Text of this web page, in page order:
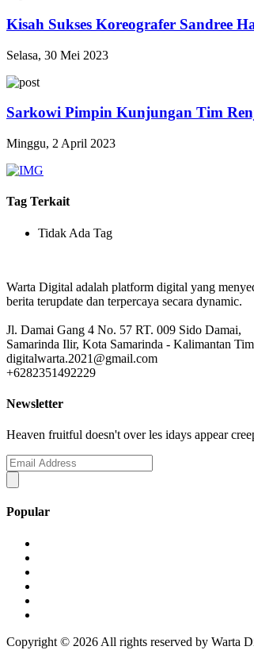
Kisah Sukses Koreografer Sandree
Selasa, 30 Mei 2023
Sarkowi Pimpin Kunjungan Tim
Minggu, 2 April 2023
Tag Terkait
Tidak Ada Tag
Warta Digital adalah platform digital yang
berita terupdate dan terpercaya secara dynamic.
Jl. Damai Gang 4 No. 57 RT. 009 Sido Damai,
Samarinda Ilir, Kota Samarinda - Kalimantan
digitalwarta.2021@gmail.com
+6282351492229
Newsletter
Heaven fruitful doesn't over les idays appear
Popular
Copyright © 2026 All rights reserved by Warta